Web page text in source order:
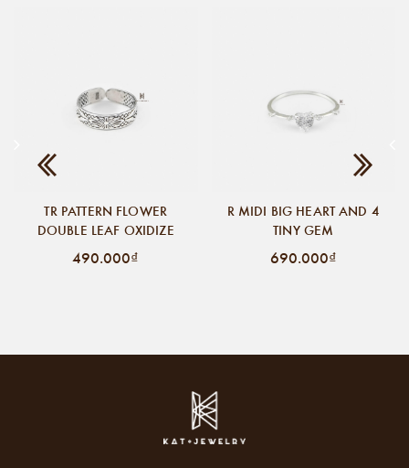
TR PATTERN FLOWER
DOUBLE LEAF OXIDIZE
490.000₫
R MIDI BIG HEART AND 4
TINY GEM
690.000₫